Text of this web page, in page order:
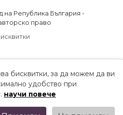
на Република България -
право
бисквитки, за да можем да ви
удобство при
научи повече